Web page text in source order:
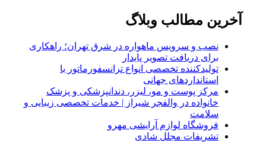
آخرین مطالب وبلاگ
نصب و سرویس ماهواره در شرق تهران؛ راهکاری
برای دریافت تصویر پایدار
تولیدکننده تخصصی انواع ترانسفورماتور با
استانداردهای جهانی
مرکز پوست و مو، لیزر، دندانپزشکی و پزشک
خانواده در والفجر شیراز | خدمات تخصصی زیبایی و
سلامت
فروشگاه لوازم آرایشی مهرو
تشریفات مجلل شادی